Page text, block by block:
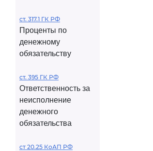
ст. 317.1 ГК РФ
Проценты по
денежному
обязательству
ст. 395 ГК РФ
Ответственность за
неисполнение
денежного
обязательства
ст 20.25 КоАП РФ